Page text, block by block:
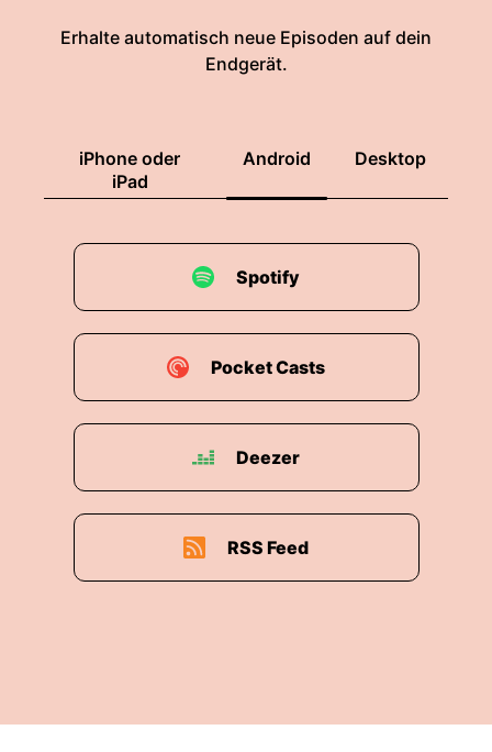
Erhalte automatisch neue Episoden auf dein
Endgerät.
iPhone oder
iPad
Android Desktop
Spotify
Pocket Casts
Deezer
RSS Feed